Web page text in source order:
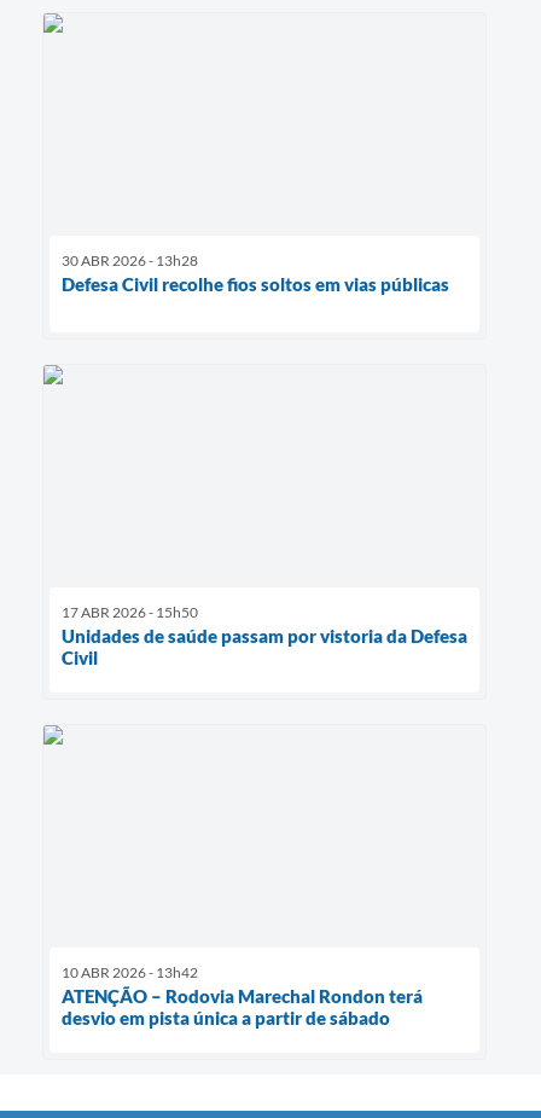
30 ABR 2026 - 13h28
Defesa Civil recolhe fios soltos em vias públicas
17 ABR 2026 - 15h50
Unidades de saúde passam por vistoria da Defesa
Civil
10 ABR 2026 - 13h42
ATENÇÃO – Rodovia Marechal Rondon terá
desvio em pista única a partir de sábado